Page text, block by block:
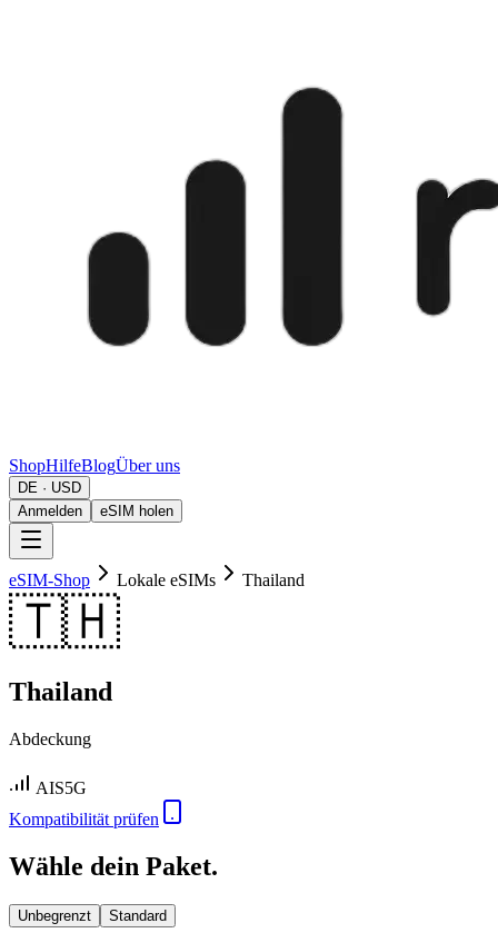
ShopHilfeBlogÜber uns
DE · USD
Anmelden
eSIM holen
eSIM-Shop Lokale eSIMs Thailand
🇹🇭
Thailand
Abdeckung
AIS5G
Kompatibilität prüfen
Wähle dein Paket.
Unbegrenzt Standard